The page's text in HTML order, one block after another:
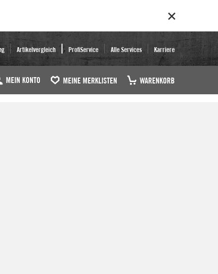
Artikelvergleich ProfiService Alle Services Karriere
MEIN KONTO MEINE MERKLISTEN WARENKORB